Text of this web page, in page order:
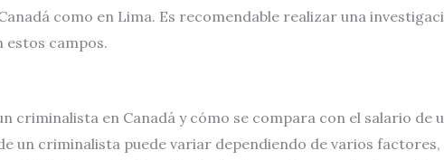
como en Lima. Es recomendable realizar una
estos campos.
criminalista en Canadá y cómo se compara con el salario de
un criminalista puede variar dependiendo de varios